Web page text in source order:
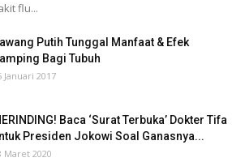
flu...
Putih Tunggal Manfaat & Efek
Bagi Tubuh
Januari 2017
Baca ‘Surat Terbuka’ Dokter Tifa
Presiden Jokowi Soal Ganasnya...
Maret 2020